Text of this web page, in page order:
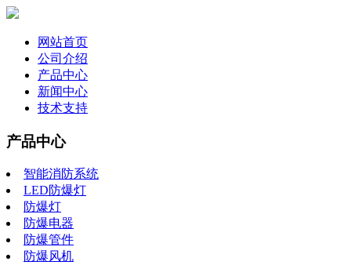
网站首页
公司介绍
产品中心
新闻中心
技术支持
产品中心
智能消防系统
LED防爆灯
防爆灯
防爆电器
防爆管件
防爆风机